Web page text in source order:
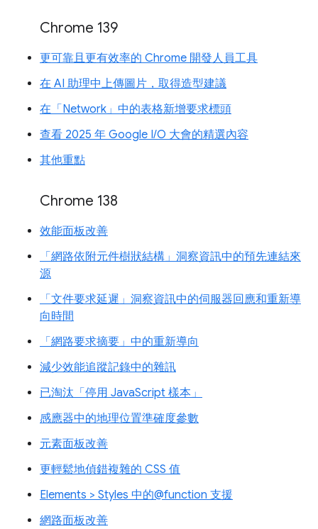
Chrome 139
更可靠且更有效率的 Chrome 開發人員工具
在 AI 助理中上傳圖片，取得造型建議
在「Network」中的表格新增要求標頭
查看 2025 年 Google I/O 大會的精選內容
其他重點
Chrome 138
效能面板改善
「網路依附元件樹狀結構」洞察資訊中的預先連結來
源
「文件要求延遲」洞察資訊中的伺服器回應和重新導
向時間
「網路要求摘要」中的重新導向
減少效能追蹤記錄中的雜訊
已淘汰「停用 JavaScript 樣本」
感應器中的地理位置準確度參數
元素面板改善
更輕鬆地偵錯複雜的 CSS 值
Elements > Styles 中的@function 支援
網路面板改善